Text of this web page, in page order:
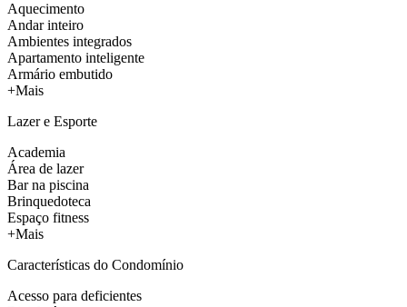
Aquecimento
Andar inteiro
Ambientes integrados
Apartamento inteligente
Armário embutido
+Mais
Lazer e Esporte
Academia
Área de lazer
Bar na piscina
Brinquedoteca
Espaço fitness
+Mais
Características do Condomínio
Acesso para deficientes